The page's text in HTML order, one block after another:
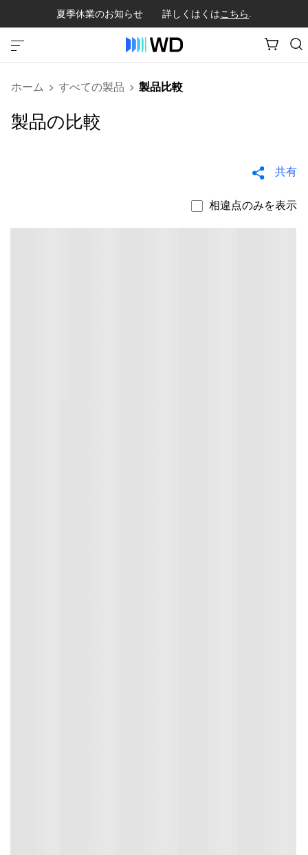
夏季休業のお知らせ 詳しくはくはこちら.
ホーム すべての製品 製品比較
製品の比較
共有
相違点のみを表示